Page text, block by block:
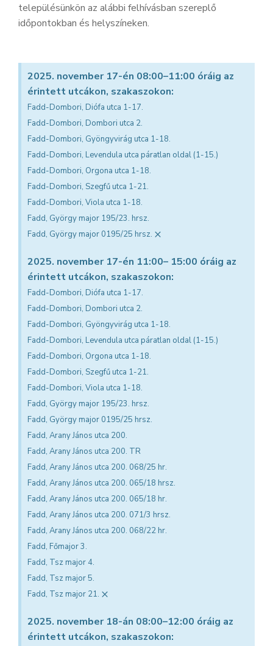
településünkön az alábbi felhívásban szereplő
időpontokban és helyszíneken.
2025. november 17-én 08:00–11:00 óráig az
érintett utcákon, szakaszokon:
Fadd-Dombori, Diófa utca 1-17.
Fadd-Dombori, Dombori utca 2.
Fadd-Dombori, Gyöngyvirág utca 1-18.
Fadd-Dombori, Levendula utca páratlan oldal (1-15.)
Fadd-Dombori, Orgona utca 1-18.
Fadd-Dombori, Szegfű utca 1-21.
Fadd-Dombori, Viola utca 1-18.
Fadd, György major 195/23. hrsz.
Fadd, György major 0195/25 hrsz. ×
2025. november 17-én 11:00– 15:00 óráig az
érintett utcákon, szakaszokon:
Fadd-Dombori, Diófa utca 1-17.
Fadd-Dombori, Dombori utca 2.
Fadd-Dombori, Gyöngyvirág utca 1-18.
Fadd-Dombori, Levendula utca páratlan oldal (1-15.)
Fadd-Dombori, Orgona utca 1-18.
Fadd-Dombori, Szegfű utca 1-21.
Fadd-Dombori, Viola utca 1-18.
Fadd, György major 195/23. hrsz.
Fadd, György major 0195/25 hrsz.
Fadd, Arany János utca 200.
Fadd, Arany János utca 200. TR
Fadd, Arany János utca 200. 068/25 hr.
Fadd, Arany János utca 200. 065/18 hrsz.
Fadd, Arany János utca 200. 065/18 hr.
Fadd, Arany János utca 200. 071/3 hrsz.
Fadd, Arany János utca 200. 068/22 hr.
Fadd, Főmajor 3.
Fadd, Tsz major 4.
Fadd, Tsz major 5.
Fadd, Tsz major 21. ×
2025. november 18-án 08:00–12:00 óráig az
érintett utcákon, szakaszokon: